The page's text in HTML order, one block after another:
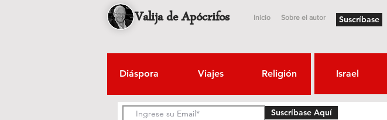
Valija de Apócrifos Inicio Sobre el autor Suscríbase
Diáspora Viajes Religión Israel
Suscríbase Aquí